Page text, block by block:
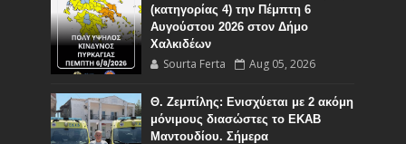
(κατηγορίας 4) την Πέμπτη 6
Αυγούστου 2026 στον Δήμο
Χαλκιδέων
Sourta Ferta Aug 05, 2026
Θ. Ζεμπίλης: Ενισχύεται με 2 ακόμη
μόνιμους διασώστες το ΕΚΑΒ
Μαντουδίου. Σήμερα